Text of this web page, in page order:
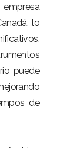
lo
puede
de